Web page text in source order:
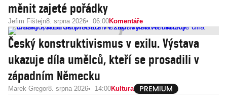
měnit zajeté pořádky
Jefim Fištejn8. srpna 2026 06:00Komentáře
Český konstruktivismus v exilu. Výstava
ukazuje díla umělců, kteří se prosadili v
západním Německu
Marek Gregor8. srpna 2026 14:00Kultura